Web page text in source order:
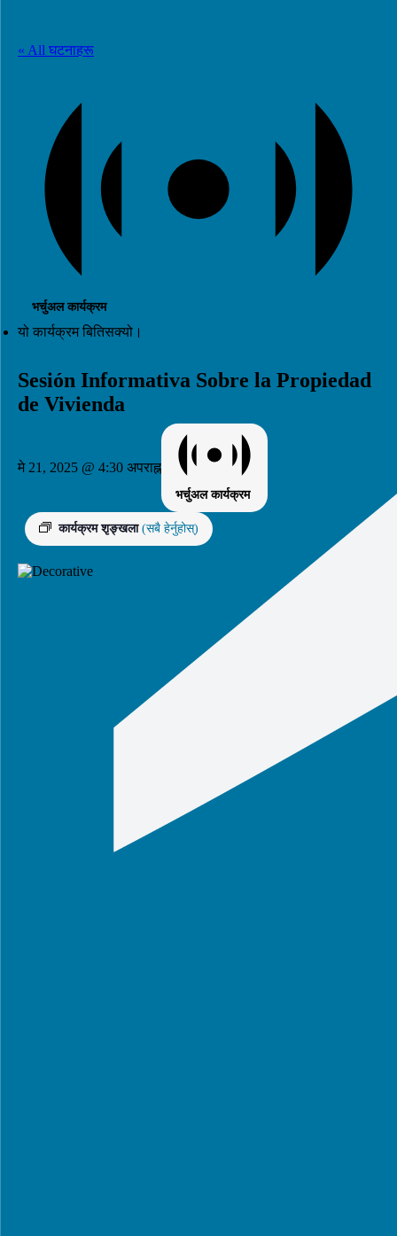
« All घटनाहरू
भर्चुअल कार्यक्रम
यो कार्यक्रम बितिसक्यो।
Sesión Informativa Sobre la Propiedad
de Vivienda
मे 21, 2025 @ 4:30 अपराह्न
भर्चुअल कार्यक्रम
कार्यक्रम शृङ्खला (सबै हेर्नुहोस्)